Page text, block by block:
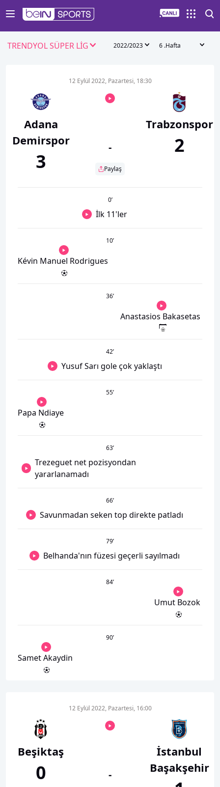
TRENDYOL SÜPER LİG 2022/2023 6 .Hafta
Adana
Demirspor
3
12 Eylül 2022, Pazartesi, 18:30
-
Paylaş
Trabzonspor
2
0’
İlk 11'ler
10’
Kévin Manuel Rodrigues
36’
Anastasios Bakasetas
42’
Yusuf Sarı gole çok yaklaştı
55’
Papa Ndiaye
63’
Trezeguet net pozisyondan
yararlanamadı
66’
Savunmadan seken top direkte patladı
79’
Belhanda'nın füzesi geçerli sayılmadı
84’
Umut Bozok
90’
Samet Akaydin
Beşiktaş
0
12 Eylül 2022, Pazartesi, 16:00
-
İstanbul
Başakşehir